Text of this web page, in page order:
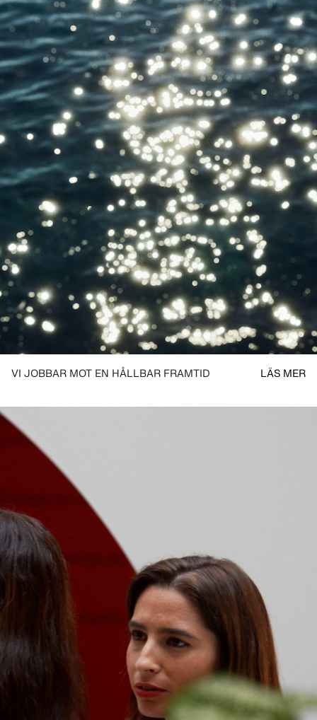
VI JOBBAR MOT EN HÅLLBAR FRAMTID LÄS MER